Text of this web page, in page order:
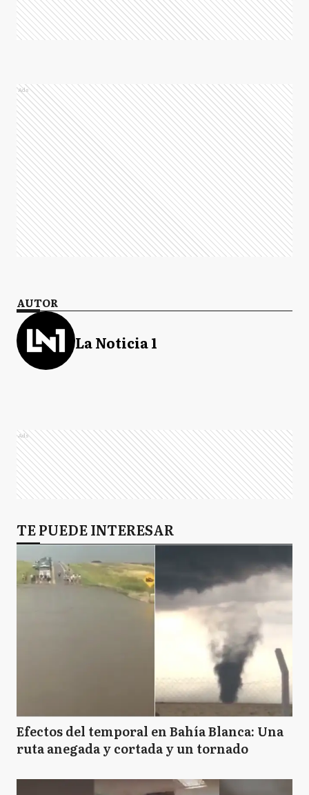
Ads
AUTOR
La Noticia 1
Ads
TE PUEDE INTERESAR
Efectos del temporal en Bahía Blanca: Una
ruta anegada y cortada y un tornado